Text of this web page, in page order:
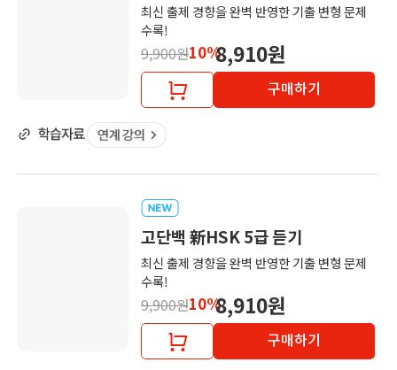
최신 출제 경향을 완벽 반영한 기출 변형 문제
수록!
9,900원10%8,910원
구매하기
고단백 新HSK 5급 듣기
최신 출제 경향을 완벽 반영한 기출 변형 문제
수록!
9,900원10%8,910원
구매하기